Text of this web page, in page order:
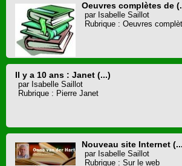
Oeuvres complètes de
par Isabelle Saillot
Rubrique : Oeuvres
Il y a 10 ans : Janet (...)
par Isabelle Saillot
Rubrique : Pierre Janet
Nouveau site Internet
par Isabelle Saillot
Rubrique : Sur le web